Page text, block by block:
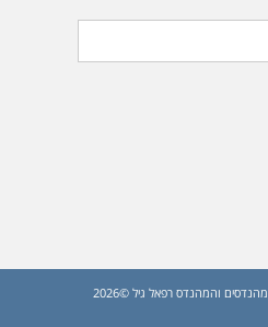
כל הזכויות שמורות לאיגוד המהנדסים והמהנדס רפאל גיל ©2026